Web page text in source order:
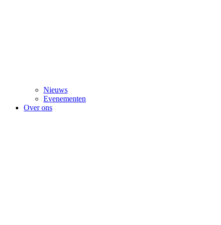
Nieuws
Evenementen
Over ons